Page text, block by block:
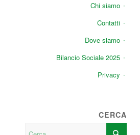
Chi siamo
Contatti
Dove siamo
Bilancio Sociale 2025
Privacy
CERCA